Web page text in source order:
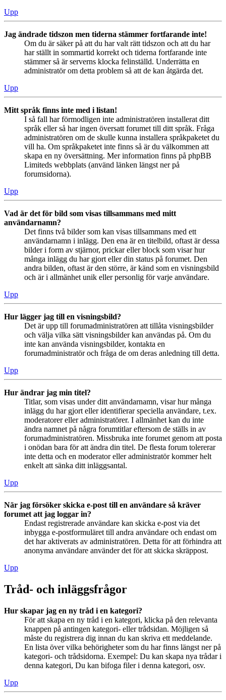
Upp
Jag ändrade tidszon men tiderna stämmer fortfarande inte!
Om du är säker på att du har valt rätt tidszon och att du har
har ställt in sommartid korrekt och tiderna fortfarande inte
stämmer så är serverns klocka felinställd. Underrätta en
administratör om detta problem så att de kan åtgärda det.
Upp
Mitt språk finns inte med i listan!
I så fall har förmodligen inte administratören installerat ditt
språk eller så har ingen översatt forumet till ditt språk. Fråga
administratören om de skulle kunna installera språkpaketet du
vill ha. Om språkpaketet inte finns så är du välkommen att
skapa en ny översättning. Mer information finns på phpBB
Limiteds webbplats (använd länken längst ner på
forumsidorna).
Upp
Vad är det för bild som visas tillsammans med mitt
användarnamn?
Det finns två bilder som kan visas tillsammans med ett
användarnamn i inlägg. Den ena är en titelbild, oftast är dessa
bilder i form av stjärnor, prickar eller block som visar hur
många inlägg du har gjort eller din status på forumet. Den
andra bilden, oftast är den större, är känd som en visningsbild
och är i allmänhet unik eller personlig för varje användare.
Upp
Hur lägger jag till en visningsbild?
Det är upp till forumadministratören att tillåta visningsbilder
och välja vilka sätt visningsbilder kan användas på. Om du
inte kan använda visningsbilder, kontakta en
forumadministratör och fråga de om deras anledning till detta.
Upp
Hur ändrar jag min titel?
Titlar, som visas under ditt användarnamn, visar hur många
inlägg du har gjort eller identifierar speciella användare, t.ex.
moderatorer eller administratörer. I allmänhet kan du inte
ändra namnet på några forumtitlar eftersom de ställs in av
forumadministratören. Missbruka inte forumet genom att posta
i onödan bara för att ändra din titel. De flesta forum tolererar
inte detta och en moderator eller administratör kommer helt
enkelt att sänka ditt inläggsantal.
Upp
När jag försöker skicka e-post till en användare så kräver
forumet att jag loggar in?
Endast registrerade användare kan skicka e-post via det
inbygga e-postformuläret till andra användare och endast om
det har aktiverats av administratören. Detta för att förhindra att
anonyma användare använder det för att skicka skräppost.
Upp
Tråd- och inläggsfrågor
Hur skapar jag en ny tråd i en kategori?
För att skapa en ny tråd i en kategori, klicka på den relevanta
knappen på antingen kategori- eller trådsidan. Möjligen så
måste du registrera dig innan du kan skriva ett meddelande.
En lista över vilka behörigheter som du har finns längst ner på
kategori- och trådsidorna. Exempel: Du kan skapa nya trådar i
denna kategori, Du kan bifoga filer i denna kategori, osv.
Upp